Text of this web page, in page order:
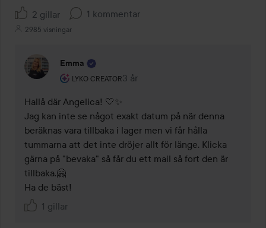
2 gillar 1 kommentar
2985 visningar
Emma
LYKO CREATOR
Användarens roll: Lyko Creator.
3 år
Kommentaren lades 3 år
Hallå där Angelica! 🤍✨
Jag kan inte se något exakt datum på när denna
beräknas vara tillbaka i lager men vi får hålla
tummarna att det inte dröjer allt för länge. Klicka
gärna på "bevaka" så får du ett mail så fort den är
tillbaka.🤗
Ha de bäst!
1 gillar